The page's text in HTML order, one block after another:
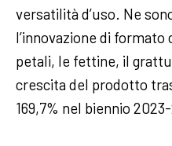
versatilità d’uso. Ne
l’innovazione di
petali, le fettine, il
crescita del prodotto
169,7% nel biennio